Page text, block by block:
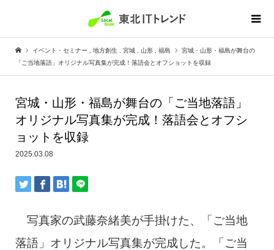
イベント・セミナー 地方創生 宮城 山形 福島
宮城・山形・福島が舞台の
「ご当地落語」オリジナル写真集が完成！落語会とオフショットを収録
宮城・山形・福島が舞台の「ご当地落語」
オリジナル写真集が完成！落語会とオフシ
ョットを収録
2025.03.08
写真家の武藤奈緒美が手掛けた、「ご当地
落語」オリジナル写真集が完成した。「ご当